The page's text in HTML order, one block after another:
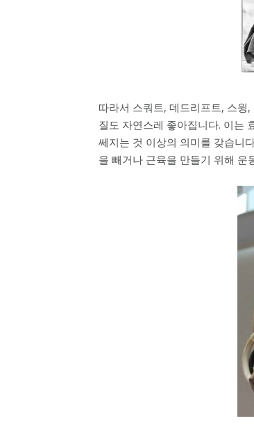
따라서 스쿼트, 데드리프트, 스윙
질도 자연스레 좋아집니다. 이는
쎄지는 것 이상의 의미를 갖습니
을 빼거나 근육을 만들기 위해 운